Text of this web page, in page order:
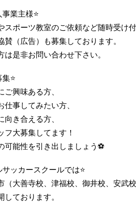
業主様⭐️
スポーツ教室のご依頼など随時受け
賛（広告）も募集しております。
は是非お問い合わせ下さい。
⭐️
ご興味ある方、
仕事してみたい方、
向き合える方、
フ大募集してます！
可能性を引き出しましょう⚽️
サッカースクールでは⭐️
（大善寺校、津福校、御井校、安武
しております。